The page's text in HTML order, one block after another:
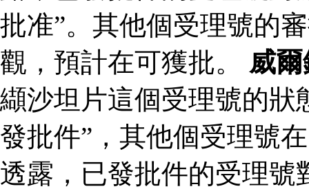
批准”。其他個受理號的
觀，預計在可獲批。 威
纈沙坦片這個受理號的狀
發批件”，其他個受理號
透露，已發批件的受理號